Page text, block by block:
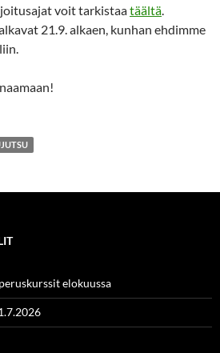
voit tarkistaatäältä.
21.9. alkaen, kunhan ehdimme
elokuussa